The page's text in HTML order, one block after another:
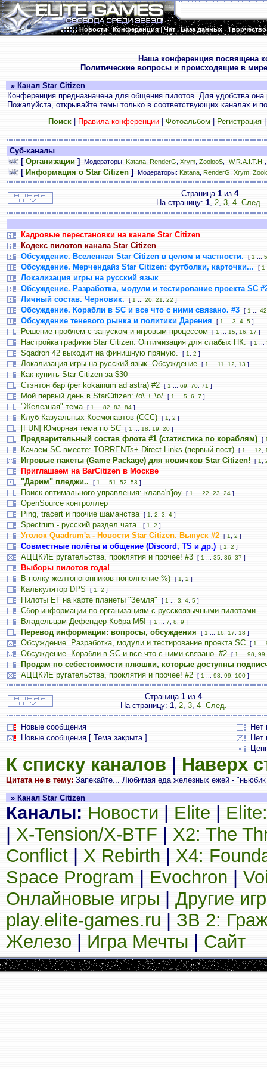
Новости|Конференция|Чат|База данных|Творчество
Наша конференция посвящена
Политические вопросы и происходящие в
» Канал Star Citizen
Конференция предназначена для общения пилотов. Для удобства
Пожалуйста, открывайте темы только в соответствующих каналах и
Поиск| Правила конференции| Фотоальбом Регистрация
Суб-каналы
[ Организации ] Модераторы: Katana RenderG Xrym ZoolooS -W.R.A.I.T.H-
[ Информация о Star Citizen ] Модераторы: Katana RenderG Xrym
Страница 1из 4
На страницу: 1, 2, 3, 4 След.
Кадровые перестановки на канале Star Citizen
Кодекс пилотов канала Star Citizen
Обсуждение. Вселенная Star Citizen в целом и частности.
[ 1
Обсуждение. Мерчендайз Star Citizen: футболки, карточки... [ 1
Локализация игры на русский язык
Обсуждение. Разработка, модули и тестирование проекта SC
Личный состав. Черновик.
[ 1 20 21 22 ]
Обсуждение. Корабли в SC и все что с ними связано. #3 [ 1 42
Обсуждение теневого рынка и политики Дарения [ 1 3 4 5 ]
Решение проблем с запуском и игровым процессом [ 1 15 16 17 ]
Настройка графики Star Citizen. Оптимизация для слабых ПК. [ 1
Sqadron 42 выходит на финишную прямую. [ 1 2 ]
Локализация игры на русский язык. Обсуждение [ 1 11 12 13 ]
Как купить Star Citizen за $30
Стэнтон бар (per kokainum ad astra) #2
[ 1 69 70 71 ]
Мой первый день в StarCitizen: /о\ + \o/ [ 1 5 6 7 ]
"Железная" тема [ 1 82 83 84 ]
Клуб Казуальных Космонавтов (CCC) [ 1 2 ]
[FUN] Юморная тема по SC [ 1 18 19 20 ]
Предварительный состав флота #1 (статистика по кораблям) [
Качаем SC вместе: TORRENTs+ Direct Links (первый пост) [ 1 12
Игровые пакеты (Game Package) для новичков Star Citizen! [ 1
Приглашаем на BarCitizen в Москве
"Дарим" пледжи..
[ 1 51 52 53 ]
Поиск оптимального управления: клава'n'joy [ 1 22 23 24 ]
OpenSource контроллер
Ping, tracert и прочие шаманства
[ 1 2 3 4 ]
Spectrum - русский раздел чата. [ 1 2 ]
Уголок Quadrum'а - Новости Star Citizen. Выпуск #2 [ 1 2 ]
Совместные полёты и общение (Discord, TS и др.) [ 1 2 ]
АЦЦКИЕ ругательства, проклятия и прочее! #3 [ 1 35 36 37 ]
Выборы пилотов года!
В полку желтопогонников пополнение %)
[ 1 2 ]
Калькулятор DPS [ 1 2 ]
Пилоты ЕГ на карте планеты "Земля" [ 1 3 4 5 ]
Сбор информации по организациям с русскоязычными пилотами
Владельцам Дефендер Кобра М5!
[ 1 7 8 9 ]
Перевод информации: вопросы, обсуждения [ 1 16 17 18 ]
Обсуждение. Разработка, модули и тестирование проекта SC [ 1
Обсуждение. Корабли в SC и все что с ними связано. #2 [ 1 98 99
Продам по себестоимости плюшки, которые доступны
АЦЦКИЕ ругательства, проклятия и прочее! #2
[ 1 98 99 100 ]
Страница 1 из 4
На страницу: 1, 2, 3, 4 След.
Новые сообщения
Нет
Новые сообщения [ Тема закрыта ]
Нет
К списку каналов Наверх
Цитата не в тему: Запекайте... Любимая еда железных ежей -
» Канал Star Citizen
Каналы: Новости Elite
X-Tension/X-BTF
X2: The
Conflict
X Rebirth
X4:
Space Program
Evochron
Онлайновые игры
Другие
play.elite-games.ru
ЗВ 2:
Железо
Игра Мечты Сайт